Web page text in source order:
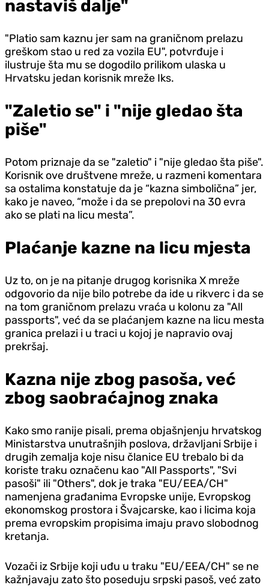
nastaviš dalje"
"Platio sam kaznu jer sam na graničnom prelazu
greškom stao u red za vozila EU", potvrđuje i
ilustruje šta mu se dogodilo prilikom ulaska u
Hrvatsku jedan korisnik mreže Iks.
"Zaletio se" i "nije gledao šta
piše"
Potom priznaje da se "zaletio" i "nije gledao šta piše".
Korisnik ove društvene mreže, u razmeni komentara
sa ostalima konstatuje da je “kazna simbolična” jer,
kako je naveo, “može i da se prepolovi na 30 evra
ako se plati na licu mesta”.
Plaćanje kazne na licu mjesta
Uz to, on je na pitanje drugog korisnika X mreže
odgovorio da nije bilo potrebe da ide u rikverc i da se
na tom graničnom prelazu vraća u kolonu za "All
passports", već da se plaćanjem kazne na licu mesta
granica prelazi i u traci u kojoj je napravio ovaj
prekršaj.
Kazna nije zbog pasoša, već
zbog saobraćajnog znaka
Kako smo ranije pisali, prema objašnjenju hrvatskog
Ministarstva unutrašnjih poslova, državljani Srbije i
drugih zemalja koje nisu članice EU trebalo bi da
koriste traku označenu kao "All Passports", "Svi
pasoši" ili "Others", dok je traka "EU/EEA/CH"
namenjena građanima Evropske unije, Evropskog
ekonomskog prostora i Švajcarske, kao i licima koja
prema evropskim propisima imaju pravo slobodnog
kretanja.
Vozači iz Srbije koji uđu u traku "EU/EEA/CH" se ne
kažnjavaju zato što poseduju srpski pasoš, već zato